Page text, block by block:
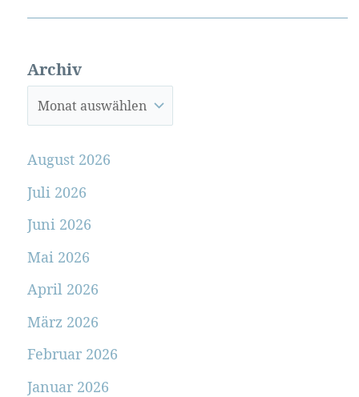
Archiv
August 2026
Juli 2026
Juni 2026
Mai 2026
April 2026
März 2026
Februar 2026
Januar 2026